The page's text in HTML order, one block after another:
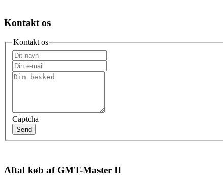
Kontakt os
Kontakt os
Captcha
Send
Aftal køb af GMT-Master II